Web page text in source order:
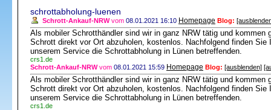
schrottabholung-luenen
Schrott-Ankauf-NRWvom 08.01.2021 16:10 Homepage Blog:
Als mobiler Schrotthändler sind wir in ganz NRW tätig und kommen
Schrott direkt vor Ort abzuholen, kostenlos. Nachfolgend finden Sie
unserem Service die Schrottabholung in Lünen betreffenden.
crs1.de
Schrott-Ankauf-NRWvom 08.01.2021 15:59 Homepage Blog: [ausblenden]
Als mobiler Schrotthändler sind wir in ganz NRW tätig und kommen
Schrott direkt vor Ort abzuholen, kostenlos. Nachfolgend finden Sie
unserem Service die Schrottabholung in Lünen betreffenden.
crs1.de